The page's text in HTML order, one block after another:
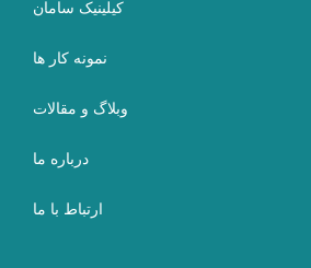
کیلینیک سامان
نمونه کار ها
وبلاگ و مقالات
درباره ما
ارتباط با ما